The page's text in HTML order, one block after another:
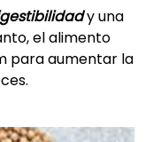
y una
el alimento
para aumentar la